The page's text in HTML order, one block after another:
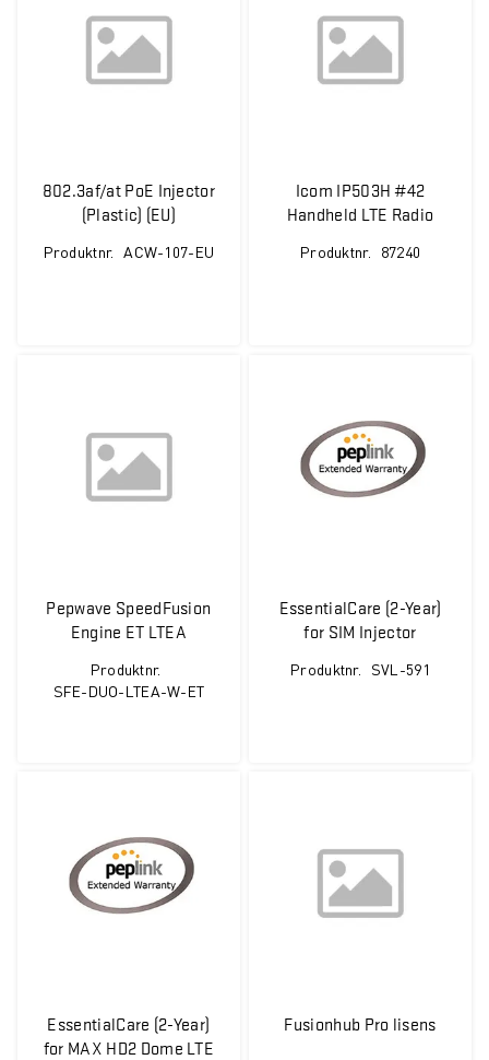
802.3af/at PoE Injector
(Plastic) (EU)
Produktnr. ACW-107-EU
Icom IP503H #42
Handheld LTE Radio
Produktnr. 87240
Pepwave SpeedFusion
Engine ET LTEA
Produktnr.
SFE-DUO-LTEA-W-ET
EssentialCare (2-Year)
for SIM Injector
Produktnr. SVL-591
EssentialCare (2-Year)
for MAX HD2 Dome LTE
Fusionhub Pro lisens